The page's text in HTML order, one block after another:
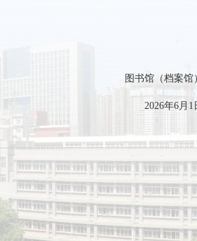
图书馆（档案馆
2026年6月1